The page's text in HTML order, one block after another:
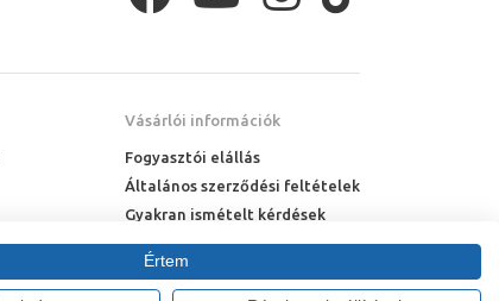
Vásárlói információk
Fogyasztói elállás
Általános szerződési feltételek
Gyakran ismételt kérdések
Online rendelés menete
Fizetési feltételek
Értem